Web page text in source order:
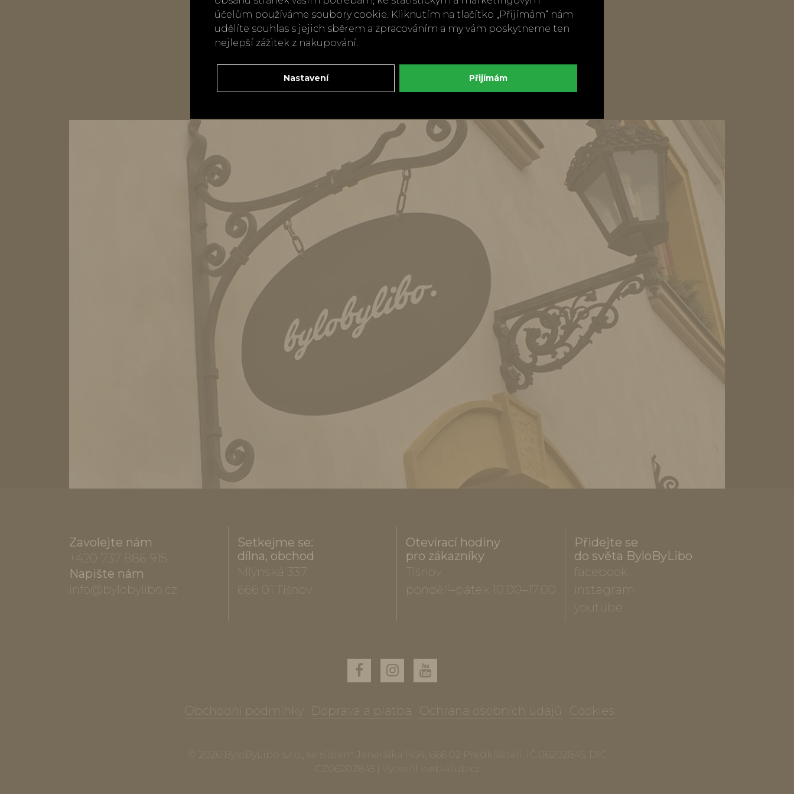
Zpět Doporučit
Zavolejte nám
+420 737 886 915
Napište nám
info@bylobylibo.cz
Setkejme se:
dílna, obchod
Mlýnská 337
666 01 Tišnov
Otevírací hodiny
pro zákazníky
Tišnov
pondělí–pátek 10.00–17.00
Přidejte se
do světa ByloByLibo
facebook
instagram
youtube
Obchodní podmínky Doprava a platba Ochrana osobních údajů Cookies
© 2026 ByloByLibo s.r.o., se sídlem Jenerálka 1454, 666 02 Předklášteří, IČ 06202845, DIČ
CZ06202845 | Vytvořil
účelům používáme soubory cookie. Kliknutím na tlačítko „Přijímám“ nám
udělíte souhlas s jejich sběrem a zpracováním a my vám poskytneme ten
nejlepší zážitek z nakupování.
Nastavení Přijímám